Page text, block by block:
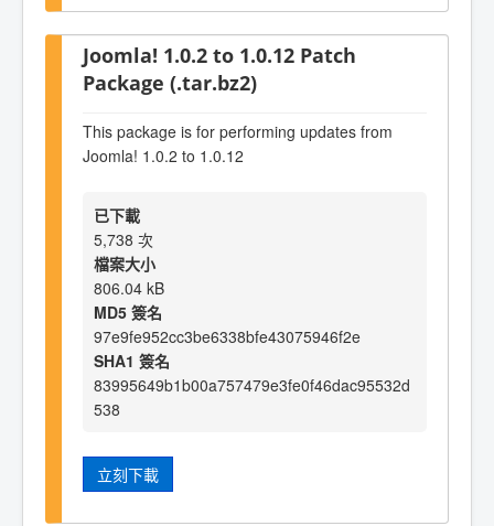
Joomla! 1.0.2 to 1.0.12 Patch
Package (.tar.bz2)
This package is for performing updates from
Joomla! 1.0.2 to 1.0.12
已下載
5,738 次
檔案大小
806.04 kB
MD5 簽名
97e9fe952cc3be6338bfe43075946f2e
SHA1 簽名
83995649b1b00a757479e3fe0f46dac95532d
538
立刻下載